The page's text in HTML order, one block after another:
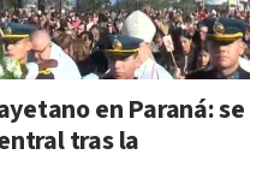
en Paraná: se
tras la